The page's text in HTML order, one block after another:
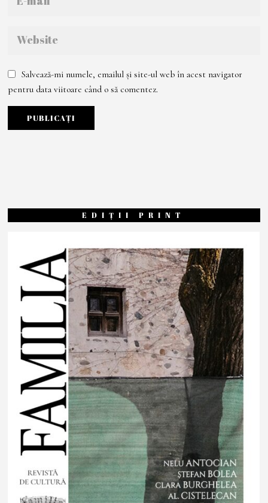
Salvează-mi numele, emailul și site-ul web în acest navigator
pentru data viitoare când o să comentez.
EDIȚII PRINT